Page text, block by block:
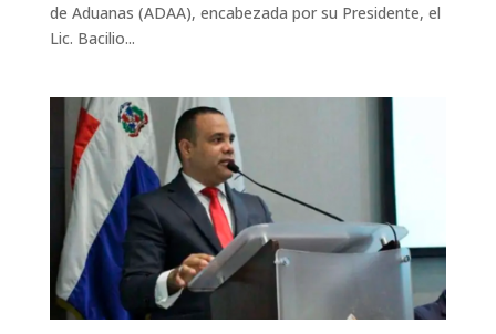
de Aduanas (ADAA), encabezada por su Presidente, el
Lic. Bacilio...